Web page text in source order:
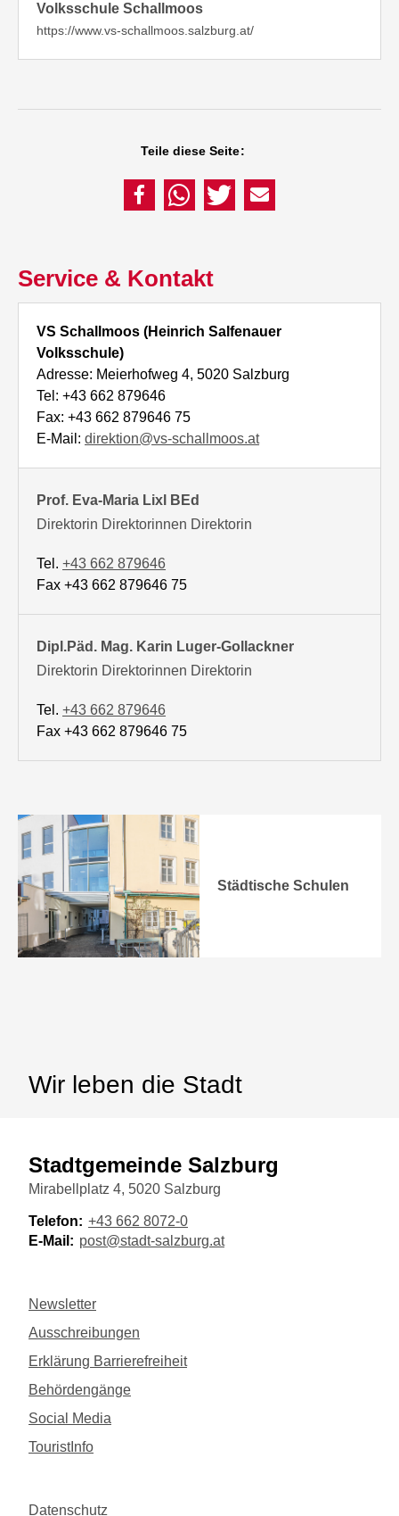
Volksschule Schallmoos
https://www.vs-schallmoos.salzburg.at/
Teile diese Seite:
Service & Kontakt
VS Schallmoos (Heinrich Salfenauer
Volksschule)
Adresse: Meierhofweg 4, 5020 Salzburg
Tel: +43 662 879646
Fax: +43 662 879646 75
E-Mail:direktion@vs-schallmoos.at
Prof. Eva-Maria Lixl BEd
Direktorin Direktorinnen Direktorin
Tel.+43 662 879646
Fax +43 662 879646 75
Dipl.Päd. Mag. Karin Luger-Gollackner
Direktorin Direktorinnen Direktorin
Tel.+43 662 879646
Fax +43 662 879646 75
Städtische Schulen
Wir leben die Stadt
Stadtgemeinde Salzburg
Mirabellplatz 4, 5020 Salzburg
Telefon: +43 662 8072-0
E-Mail: post@stadt-salzburg.at
Newsletter
Ausschreibungen
Erklärung Barrierefreiheit
Behördengänge
Social Media
TouristInfo
Datenschutz